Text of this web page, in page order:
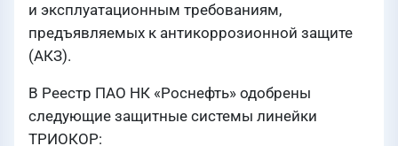
и эксплуатационным требованиям,
предъявляемых к антикоррозионной защите
(АКЗ).
В Реестр ПАО НК «Роснефть» одобрены
следующие защитные системы линейки
ТРИОКОР: